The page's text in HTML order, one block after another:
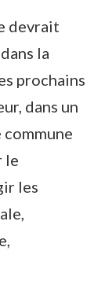
devrait
la
prochains
dans un
le
les